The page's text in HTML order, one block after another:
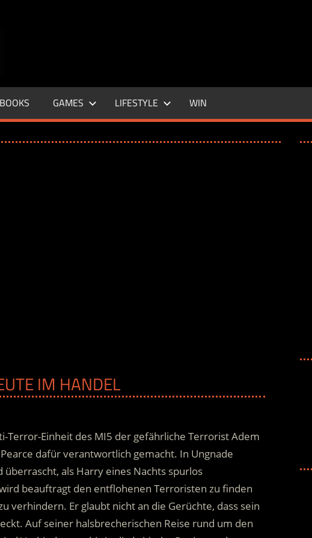
–
LIFE
BOOKS GAMES LIFESTYLE WIN
IM HANDEL
Terror-Einheit des MI5 der gefährliche Terrorist Adem
dafür verantwortlich gemacht. In Ungnade
als Harry eines Nachts spurlos
beauftragt den entflohenen Terroristen zu finden
verhindern. Er glaubt nicht an die Gerüchte, dass sein
Auf seiner halsbrecherischen Reise rund um den